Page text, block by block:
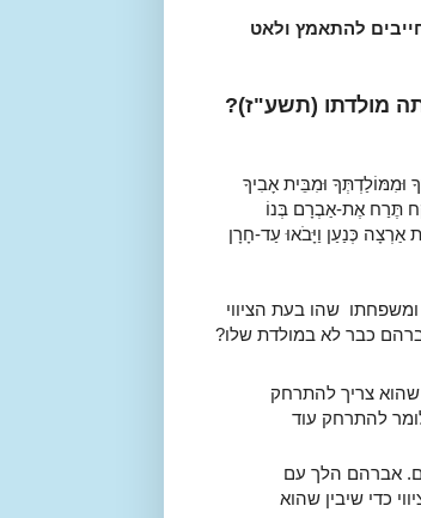
להתאמץ ולאט
מולדתו (תשע"ז)?
וּמִבֵּית אָבִיךָ
תֶּרַח אֶת-אַבְרָם בְּנוֹ
אַרְצָה כְּנַעַן וַיָּבֹאוּ עַד-חָרָן
שהו בעת הציווי
כבר לא במולדת שלו?
צריך להתרחק
להתרחק עוד
אברהם הלך עם
כדי שיבין שהוא